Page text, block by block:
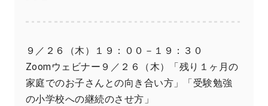
９／２６（木）１９：００－１９：３０
Zoomウェビナー９／２６（木）「残り１ヶ月の
家庭でのお子さんとの向き合い方」「受験勉強
の小学校への継続のさせ方」